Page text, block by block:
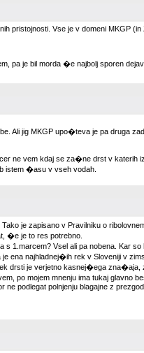
pristojnosti. Vse je v domeni MKGP
pa je bil morda �e najbolj sporen
Ali jig MKGP upo�teva je pa druga
ne vem kdaj se za�ne drst v katerih
istem �asu v vseh vodah.
je zapisano v Pravilniku o
�e je to res potrebno.
1.marcem? Vsel ali pa nobena. Kar so
ena najhladnej�ih rek v Sloveniji v
drsti je verjetno kasnej�ega zna�aja,
po mojem mnenju ima tukaj glavno
ne podlegat polnjenju blagajne z